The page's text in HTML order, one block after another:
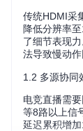
传统HDMI采
降低分辨率
了细节表现
法导致慢动
1.2 多源协同
电竞直播需
等8路以上信
延迟累积增